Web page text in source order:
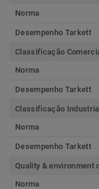
Norma
Desempenho Tarkett
Classificação
Norma
Desempenho Tarkett
Classificação
Norma
Desempenho Tarkett
Quality & environment
Norma